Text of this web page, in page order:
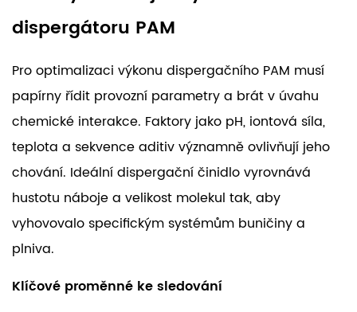
dispergátoru PAM
Pro optimalizaci výkonu dispergačního PAM musí
papírny řídit provozní parametry a brát v úvahu
chemické interakce. Faktory jako pH, iontová síla,
teplota a sekvence aditiv významně ovlivňují jeho
chování. Ideální dispergační činidlo vyrovnává
hustotu náboje a velikost molekul tak, aby
vyhovovalo specifickým systémům buničiny a
plniva.
Klíčové proměnné ke sledování